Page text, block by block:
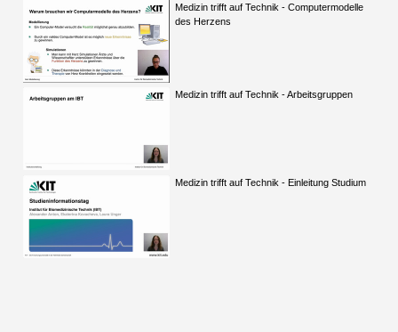
Medizin trifft auf Technik - Computermodelle
des Herzens
Medizin trifft auf Technik - Arbeitsgruppen
Medizin trifft auf Technik - Einleitung Studium